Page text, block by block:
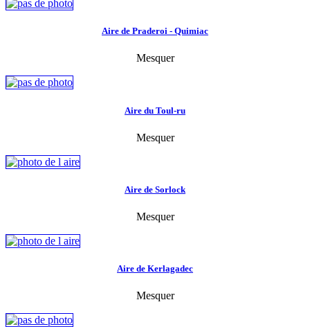
Aire de Praderoi - Quimiac
Mesquer
Aire du Toul-ru
Mesquer
Aire de Sorlock
Mesquer
Aire de Kerlagadec
Mesquer